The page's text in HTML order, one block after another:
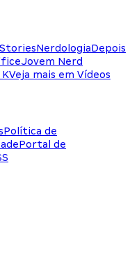
NerdologiaDepois
Jovem Nerd
KVeja mais em Vídeos
Política de
Portal de